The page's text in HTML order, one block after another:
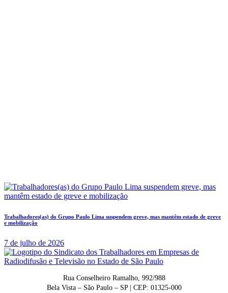
Trabalhadores(as) do Grupo Paulo Lima suspendem greve, mas mantêm estado de greve
e mobilização
7 de julho de 2026
Rua Conselheiro Ramalho, 992/988
Bela Vista – São Paulo – SP | CEP: 01325-000